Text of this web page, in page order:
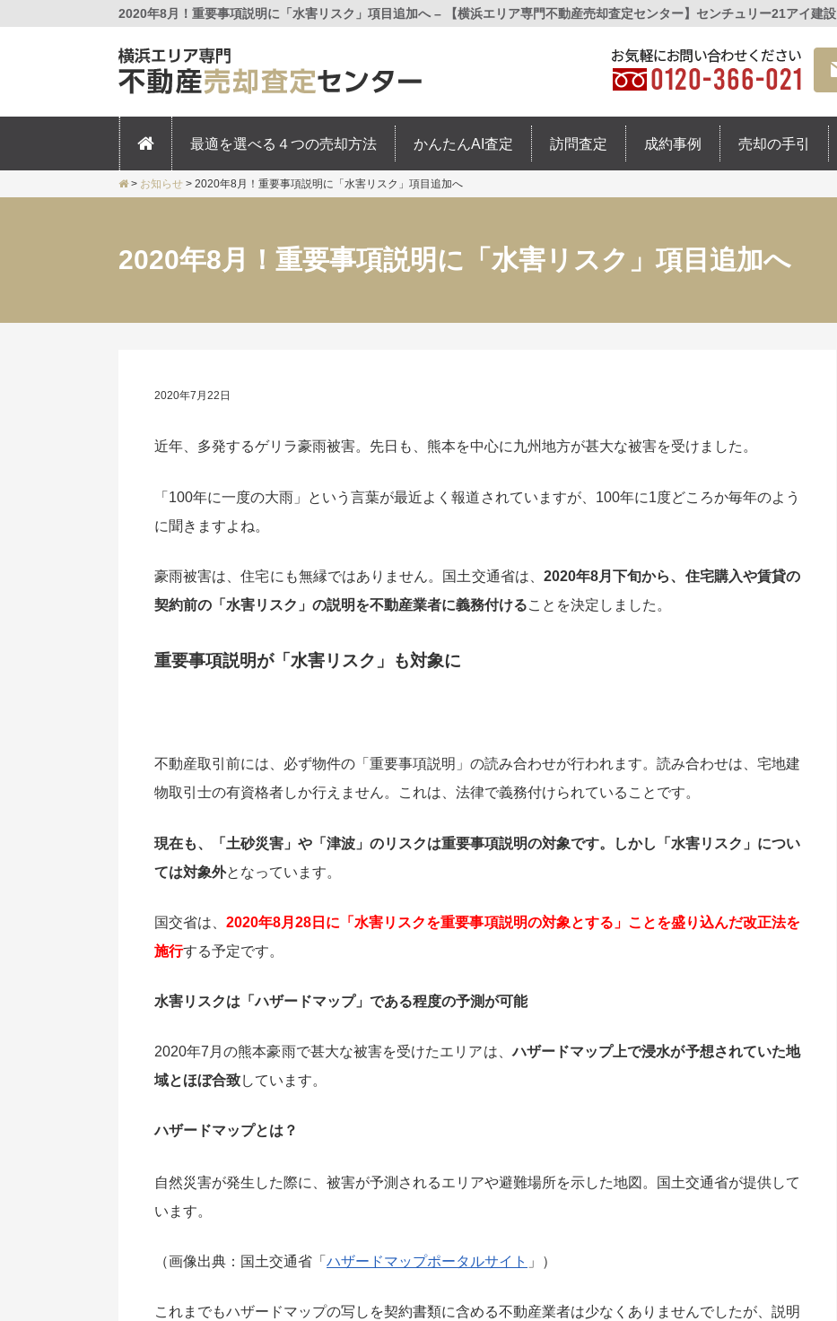
2020年8月！重要事項説明に「水害リスク」項目追加へ – 【横浜エリア専門不動産売却査定センター】センチュリー21アイ建設
最適を選べる４つの売却方法 かんたんAI査定 訪問査定 成約事例 売却の手引
> お知らせ > 2020年8月！重要事項説明に「水害リスク」項目追加へ
2020年8月！重要事項説明に「水害リスク」項目追加へ
2020年7月22日
近年、多発するゲリラ豪雨被害。先日も、熊本を中心に九州地方が甚大な被害を受けました。
「100年に一度の大雨」という言葉が最近よく報道されていますが、100年に1度どころか毎年のよう
に聞きますよね。
豪雨被害は、住宅にも無縁ではありません。国土交通省は、 2020年8月下旬から、住宅購入や賃貸の
契約前の「水害リスク」の説明を不動産業者に義務付けることを決定しました。
重要事項説明が「水害リスク」も対象に
不動産取引前には、必ず物件の「重要事項説明」の読み合わせが行われます。読み合わせは、宅地建
物取引士の有資格者しか行えません。これは、法律で義務付けられていることです。
現在も、「土砂災害」や「津波」のリスクは重要事項説明の対象です。しかし「水害リスク」につい
ては対象外となっています。
国交省は、2020年8月28日に「水害リスクを重要事項説明の対象とする」ことを盛り込んだ改正法を
施行する予定です。
水害リスクは「ハザードマップ」である程度の予測が可能
2020年7月の熊本豪雨で甚大な被害を受けたエリアは、ハザードマップ上で浸水が予想されていた地
域とほぼ合致しています。
ハザードマップとは？
自然災害が発生した際に、被害が予測されるエリアや避難場所を示した地図。国土交通省が提供して
います。
（画像出典：国土交通省「ハザードマップポータルサイト 」）
これまでもハザードマップの写しを契約書類に含める不動産業者は少なくありませんでしたが、説明